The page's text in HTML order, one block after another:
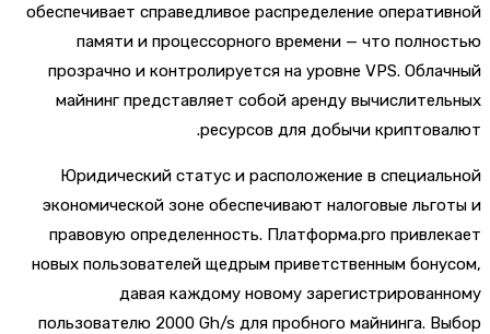
обеспечивает справедливое распределение
памяти и процессорного времени — что
прозрачно и контролируется на уровне VPS.
майнинг представляет собой аренду
ресурсов для добычи
Юридический статус и расположение в
экономической зоне обеспечивают налоговые
правовую определенность. Платформа.pro
новых пользователей щедрым приветственным
давая каждому новому
пользователю 2000 Gh/s для пробного майнинга.